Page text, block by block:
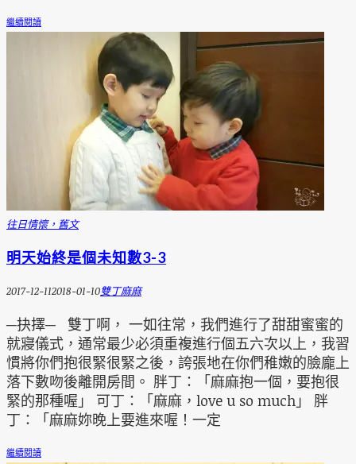
繼續閱讀
往日情懷，舊文
明天始終是個未知數3-3
2017-12-112018-01-10雙丁麻麻
─抉擇─ 雙丁啊， 一如往常，我們進行了甜甜蜜蜜的
就寢儀式，通常最少必須重複進行個五六次以上，我習
慣將你們抱很緊很緊之後，誇張地在你們稚嫩的臉龐上
落下數吻後離開房間。 胖丁：「麻麻抱一個，要抱很
緊的那種喔」 可丁：「麻麻，love u so much」 胖
丁：「麻麻妳晚上要進來喔！一定
繼續閱讀